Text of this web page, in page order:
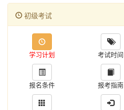
初级考试
学习计划 考试时间
报名条件 报考指南